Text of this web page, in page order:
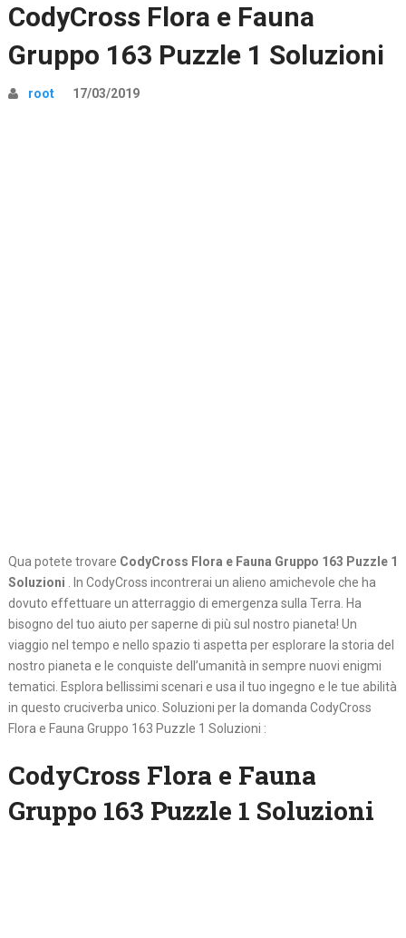
CodyCross Flora e Fauna
Gruppo 163 Puzzle 1 Soluzioni
root 17/03/2019
Qua potete trovare CodyCross Flora e Fauna Gruppo 163 Puzzle 1
Soluzioni . In CodyCross incontrerai un alieno amichevole che ha
dovuto effettuare un atterraggio di emergenza sulla Terra. Ha
bisogno del tuo aiuto per saperne di più sul nostro pianeta! Un
viaggio nel tempo e nello spazio ti aspetta per esplorare la storia del
nostro pianeta e le conquiste dell’umanità in sempre nuovi enigmi
tematici. Esplora bellissimi scenari e usa il tuo ingegno e le tue abilità
in questo cruciverba unico. Soluzioni per la domanda CodyCross
Flora e Fauna Gruppo 163 Puzzle 1 Soluzioni :
CodyCross Flora e Fauna
Gruppo 163 Puzzle 1 Soluzioni